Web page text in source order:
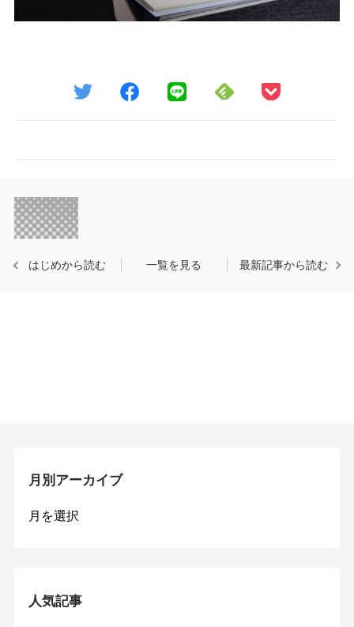
はじめから読む 一覧を見る 最新記事から読む
月別アーカイブ
月
イ
人気記事